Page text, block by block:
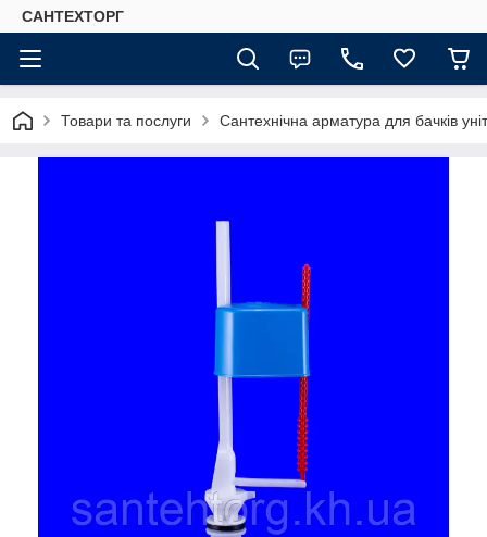
САНТЕХТОРГ
Товари та послуги Сантехнічна арматура для бачків